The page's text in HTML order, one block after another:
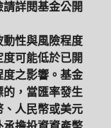
詳閱基金公開
性與風險程度
可能低於已開
之影響。基金
，當匯率發生
人民幣或美元